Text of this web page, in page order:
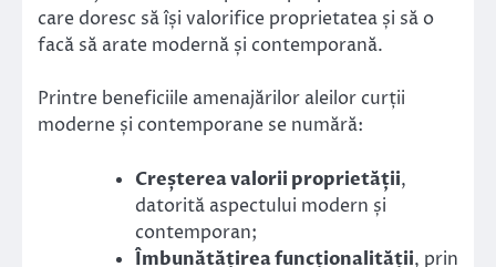
care doresc să își valorifice proprietatea și să o
facă să arate modernă și contemporană.
Printre beneficiile amenajărilor aleilor curții
moderne și contemporane se numără:
Creșterea valorii proprietății,
datorită aspectului modern și
contemporan;
Îmbunătățirea funcționalității, prin